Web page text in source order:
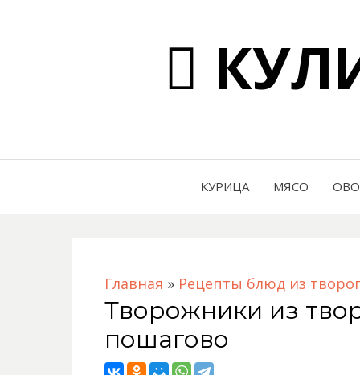
КУРИЦА МЯСО
Главная » Рецепты блюд из
Творожники из
пошагово